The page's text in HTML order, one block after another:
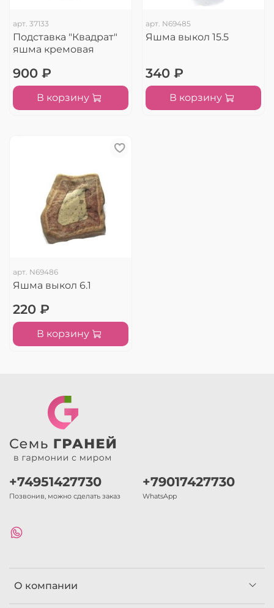
арт. 37133
Подставка "Квадрат"
яшма кремовая
900 ₽
В корзину
арт. N69485
Яшма выкол 15.5
340 ₽
В корзину
арт. N69486
Яшма выкол 6.1
220 ₽
В корзину
О компании
+74951427730
Позвонив, можно сделать заказ
+79017427730
WhatsApp